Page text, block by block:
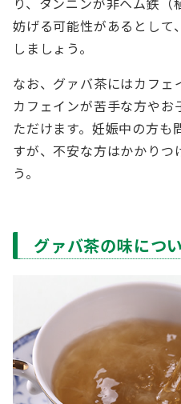
妨げる可能性があるとして
しましょう。
なお、グァバ茶にはカフェ
カフェインが苦手な方や
ただけます。妊娠中の方も
すが、不安な方はかかりつ
う。
グァバ茶の味につ